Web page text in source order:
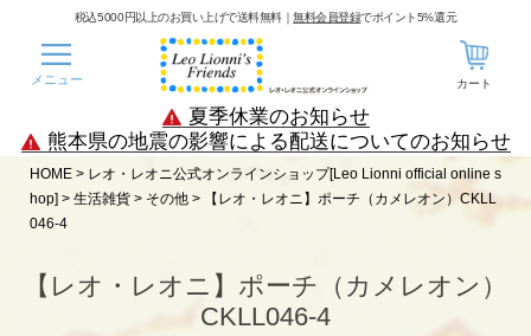
税込5000円以上のお買い上げで送料無料｜無料会員登録でポイント5%還元
メニュー カート
夏季休業のお知らせ
熊本県の地震の影響による配送についてのお知らせ
HOME
レオ・レオニ公式オンラインショップ[Leo Lionni official online s
hop]
生活雑貨 その他
【レオ・レオニ】ポーチ（カメレオン）CKLL
046-4
【レオ・レオニ】ポーチ（カメレオン）
CKLL046-4